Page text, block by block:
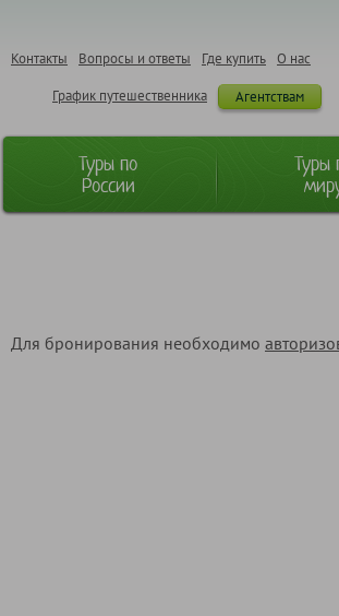
О нас
Где купить
Вопросы и ответы
Контакты
Агентствам
График путешественника
Туры по
России
Туры
Для бронирования необходимо